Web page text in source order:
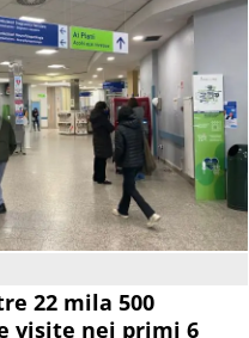
22 mila 500
visite nei primi 6